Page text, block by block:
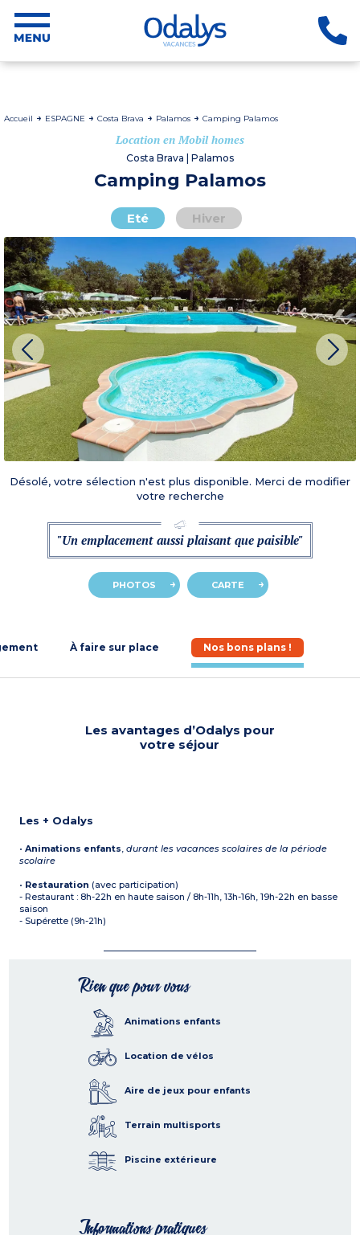
Accueil ESPAGNE Costa Brava Palamos Camping Palamos
Location en Mobil homes
Costa Brava | Palamos
Camping Palamos
Eté Hiver
Désolé, votre sélection n'est plus disponible. Merci de modifier
votre recherche
"Un emplacement aussi plaisant que paisible"
PHOTOS CARTE
À faire sur place Nos bons plans !
Les avantages d’Odalys pour
votre séjour
Les + Odalys
•Animations enfants,durant les vacances scolaires de la période
scolaire
• Restauration (avec participation)
- Restaurant : 8h-22h en haute saison / 8h-11h, 13h-16h, 19h-22h en basse
saison
- Supérette (9h-21h)
Rien que pour vous
Animations enfants
Location de vélos
Aire de jeux pour enfants
Terrain multisports
Piscine extérieure
Informations pratiques